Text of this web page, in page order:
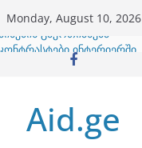
Monday, August 10, 2026
ბინების გაერთიანება
კონტრასტები ინტერიერში
ინტერიერის დიზიანი
არტემიდი წარმოგიდგენთ
Aid.ge